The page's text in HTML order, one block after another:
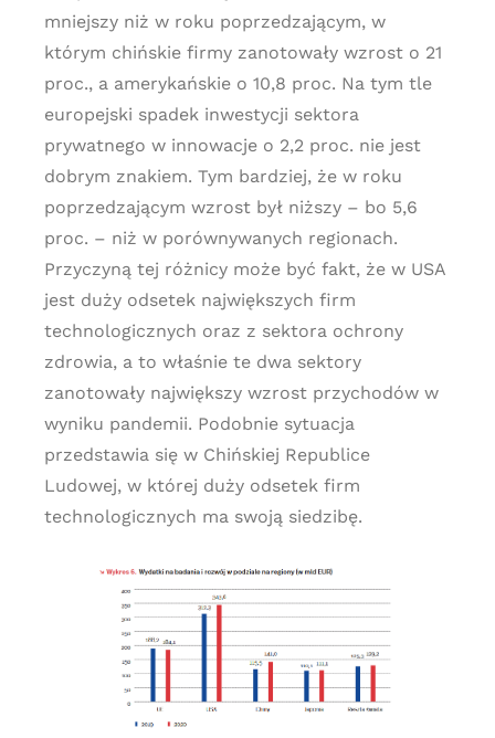
mniejszy niż w roku poprzedzającym, w
którym chińskie firmy zanotowały wzrost o 21
proc., a amerykańskie o 10,8 proc. Na tym tle
europejski spadek inwestycji sektora
prywatnego w innowacje o 2,2 proc. nie jest
dobrym znakiem. Tym bardziej, że w roku
poprzedzającym wzrost był niższy – bo 5,6
proc. – niż w porównywanych regionach.
Przyczyną tej różnicy może być fakt, że w USA
jest duży odsetek największych firm
technologicznych oraz z sektora ochrony
zdrowia, a to właśnie te dwa sektory
zanotowały największy wzrost przychodów w
wyniku pandemii. Podobnie sytuacja
przedstawia się w Chińskiej Republice
Ludowej, w której duży odsetek firm
technologicznych ma swoją siedzibę.